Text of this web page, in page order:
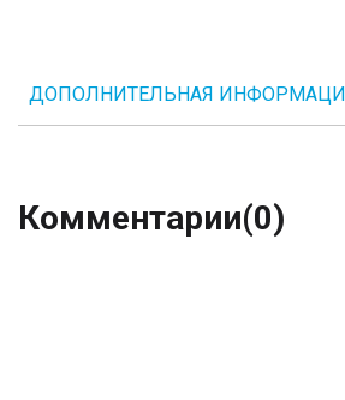
ДОПОЛНИТЕЛЬНАЯ
Комментарии(0)